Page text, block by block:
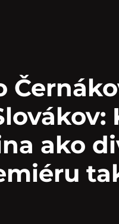
ako